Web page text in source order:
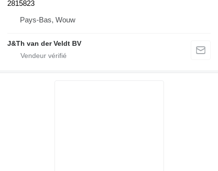
2815823
Pays-Bas, Wouw
J&Th van der Veldt BV